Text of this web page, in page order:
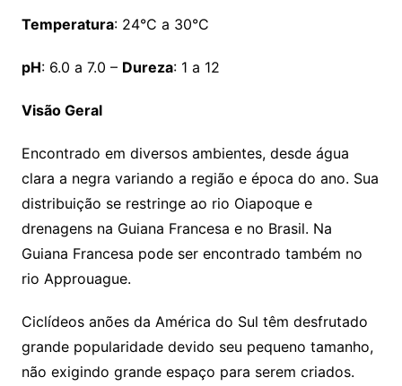
Temperatura: 24°C a 30°C
pH: 6.0 a 7.0 – Dureza: 1 a 12
Visão Geral
Encontrado em diversos ambientes, desde água
clara a negra variando a região e época do ano. Sua
distribuição se restringe ao rio Oiapoque e
drenagens na Guiana Francesa e no Brasil. Na
Guiana Francesa pode ser encontrado também no
rio Approuague.
Ciclídeos anões da América do Sul têm desfrutado
grande popularidade devido seu pequeno tamanho,
não exigindo grande espaço para serem criados.